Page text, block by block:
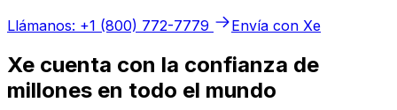
Llámanos: +1 (800) 772-7779
Envía con Xe
Xe cuenta con la confianza de
millones en todo el mundo